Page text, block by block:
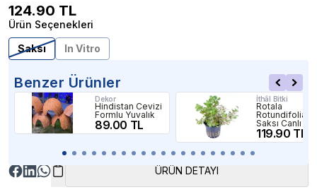
124.90 TL
Ürün Seçenekleri
Saksı
In Vitro
Benzer Ürünler
Dekor
Hindistan Cevizi
Formlu Yuvalık
89.00 TL
İthâl Bitki
Rotala
Rotundifolia
Saksı Canlı
119.90 TL
ÜRÜN DETAYI